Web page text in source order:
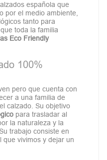
española que
por el medio ambiente,
tanto para
toda la familia
Eco Friendly
100%
pero que cuenta con
a una familia de
calzado. Su objetivo
para trasladar al
la naturaleza y la
trabajo consiste en
que vivimos y dejar un